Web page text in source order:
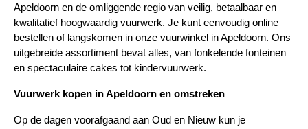
Apeldoorn en de omliggende regio van veilig, betaalbaar en
kwalitatief hoogwaardig vuurwerk. Je kunt eenvoudig online
bestellen of langskomen in onze vuurwinkel in Apeldoorn. Ons
uitgebreide assortiment bevat alles, van fonkelende fonteinen
en spectaculaire cakes tot kindervuurwerk.
Vuurwerk kopen in Apeldoorn en omstreken
Op de dagen voorafgaand aan Oud en Nieuw kun je